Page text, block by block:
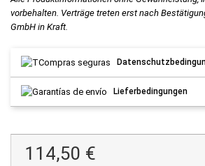
vorbehalten. Verträge treten erst nach
GmbH in Kraft.
Lieferbedingungen
114,50 €